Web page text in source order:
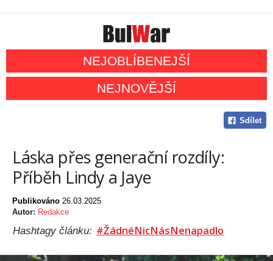
NEJOBLÍBENEJŠÍ
NEJNOVĚJŠÍ
Sdílet
Láska přes generační rozdíly:
Příběh Lindy a Jaye
Publikováno 26.03.2025
Autor: Redakce
Hashtagy článku: #ŽádnéNicNásNenapadlo